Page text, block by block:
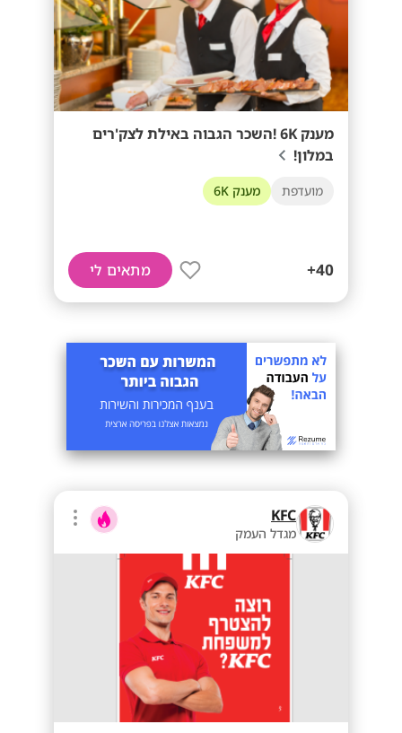
מענק 6K !השכר הגבוה באילת לצק'רים
במלון!
מועדפת מענק 6K
40+ מתאים לי
KFC
מגדל העמק